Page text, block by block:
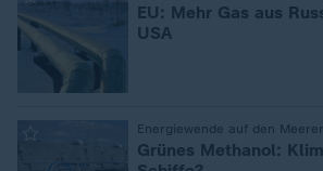
EU: Mehr Gas aus
USA
Energiewende auf den
Grünes Methanol: